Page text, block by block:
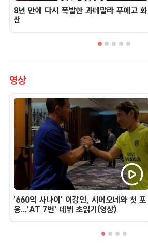
8년 만에 다시 폭발한 과테말라 푸에고 화
산
영상
'660억 사나이' 이강인, 시메오네와 첫 포
옹...'AT 7번' 데뷔 초읽기(영상)